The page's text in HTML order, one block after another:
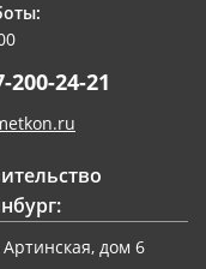
200-24-21
Артинская, дом 6